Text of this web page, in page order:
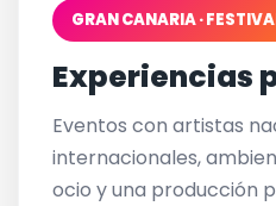
GRAN CANARIA ·
Experiencias
Eventos con artistas
internacionales,
ocio y una producción